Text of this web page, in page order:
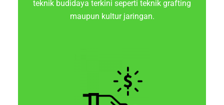
teknik budidaya terkini seperti teknik grafting
maupun kultur jaringan.